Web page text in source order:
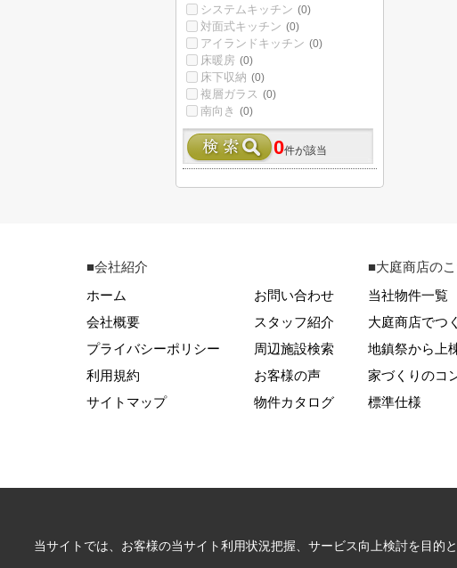
システムキッチン (0)
対面式キッチン (0)
アイランドキッチン (0)
床暖房 (0)
床下収納 (0)
複層ガラス (0)
南向き (0)
0件が該当
■会社紹介
ホーム
会社概要
プライバシーポリシー
利用規約
サイトマップ
お問い合わせ
スタッフ紹介
周辺施設検索
お客様の声
物件カタログ
■大庭商店の
当社物件一覧
大庭商店でつ
地鎮祭から上
家づくりのコ
標準仕様
当サイトでは、お客様の当サイト利用状況把握、サービス向上検討を目的